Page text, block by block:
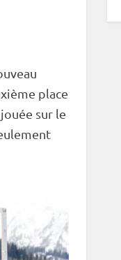
place
jouée sur le